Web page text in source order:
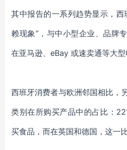
其中报告的一系列趋势显示，西
赖现象”，与中小型企业、品牌
在亚马逊、eBay 或速卖通等大型
西班牙消费者与欧洲邻国相比，
类别在所购买产品中的占比：
买食品，而在英国和德国，这一比